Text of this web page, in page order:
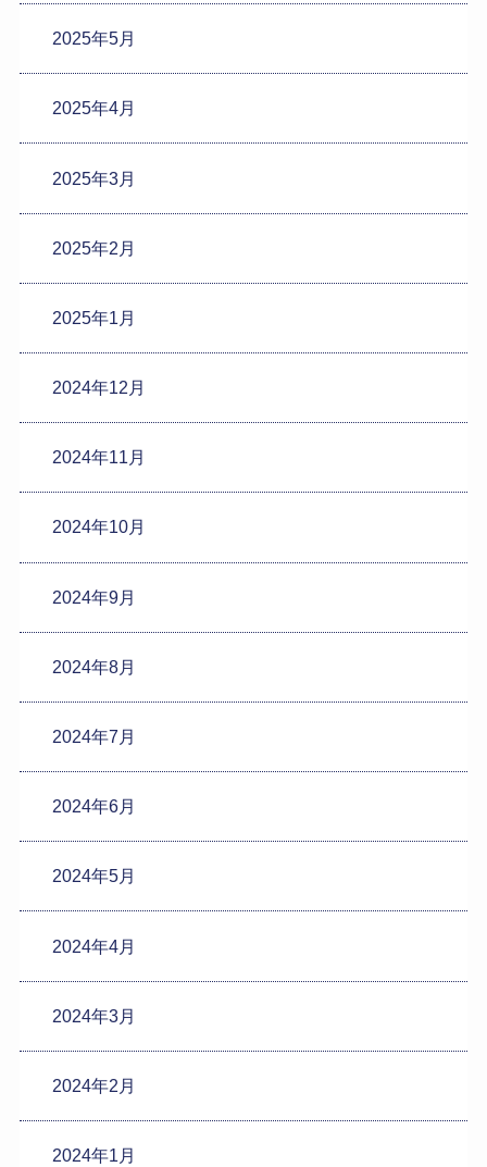
2025年5月
2025年4月
2025年3月
2025年2月
2025年1月
2024年12月
2024年11月
2024年10月
2024年9月
2024年8月
2024年7月
2024年6月
2024年5月
2024年4月
2024年3月
2024年2月
2024年1月